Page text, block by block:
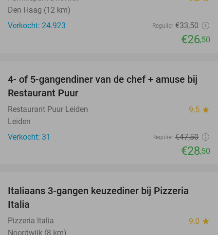
Den Haag (12 km)
Verkocht: 24.923
Regulier €33,50
€26,50
40%
4- of 5-gangendiner van de chef + amuse bij
Restaurant Puur
Restaurant Puur Leiden 9.5 star
Leiden
Verkocht: 31
Regulier €47,50
€28,50
42%
Italiaans 3-gangen keuzediner bij Pizzeria
Italia
Pizzeria Italia 9.0 star
Noordwijk (8 km)